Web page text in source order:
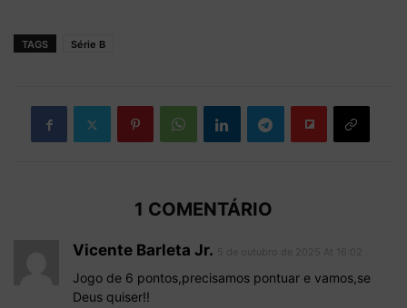
TAGS Série B
1 COMENTÁRIO
Vicente Barleta Jr.
Jogo de 6 pontos,precisamos pontuar e vamos,se
Deus quiser!!